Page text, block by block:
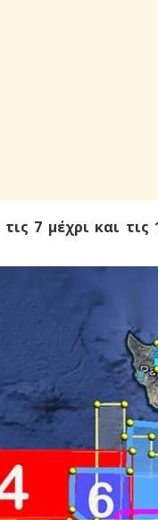
7 μέχρι και τις